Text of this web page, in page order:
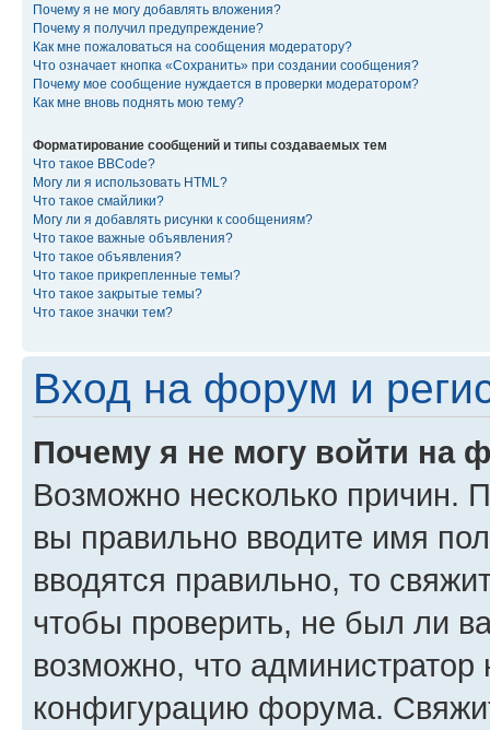
Почему я не могу добавлять вложения?
Почему я получил предупреждение?
Как мне пожаловаться на сообщения модератору?
Что означает кнопка «Сохранить» при создании сообщения?
Почему мое сообщение нуждается в проверки модератором?
Как мне вновь поднять мою тему?
Форматирование сообщений и типы создаваемых тем
Что такое BBCode?
Могу ли я использовать HTML?
Что такое смайлики?
Могу ли я добавлять рисунки к сообщениям?
Что такое важные объявления?
Что такое объявления?
Что такое прикрепленные темы?
Что такое закрытые темы?
Что такое значки тем?
Вход на форум и
Почему я не могу войти на
Возможно несколько причин.
вы правильно вводите имя
вводятся правильно, то
чтобы проверить, не был ли
возможно, что администратор
конфигурацию форума.